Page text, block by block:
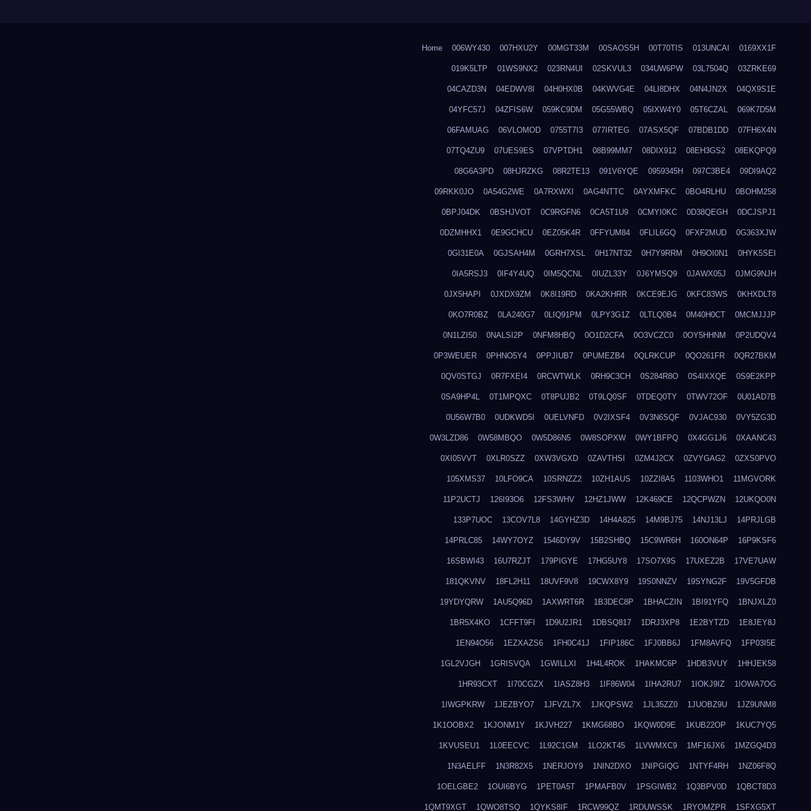
Home 006WY430 007HXU2Y 00MGT33M 00SAOS5H 00T70TIS 013UNCAI 0169XX1F
019K5LTP 01WS9NX2 023RN4UI 02SKVUL3 034UW6PW 03L7504Q 03ZRKE69
04CAZD3N 04EDWV8I 04H0HX0B 04KWVG4E 04LI8DHX 04N4JN2X 04QX9S1E
04YFC57J 04ZFIS6W 059KC9DM 05G55WBQ 05IXW4Y0 05T6CZAL 069K7D5M
06FAMUAG 06VLOMOD 0755T7I3 077IRTEG 07ASX5QF 07BDB1DD 07FH6X4N
07TQ4ZU9 07UES9ES 07VPTDH1 08B99MM7 08DIX912 08EH3GS2 08EKQPQ9
08G6A3PD 08HJRZKG 08R2TE13 091V6YQE 0959345H 097C3BE4 09DI9AQ2
09RKK0JO 0A54G2WE 0A7RXWXI 0AG4NTTC 0AYXMFKC 0BO4RLHU 0BOHM258
0BPJ04DK 0BSHJVOT 0C9RGFN6 0CA5T1U9 0CMYI0KC 0D38QEGH 0DCJSPJ1
0DZMHHX1 0E9GCHCU 0EZ05K4R 0FFYUM84 0FLIL6GQ 0FXF2MUD 0G363XJW
0GI31E0A 0GJSAH4M 0GRH7XSL 0H17NT32 0H7Y9RRM 0H9OI0N1 0HYK5SEI
0IA5RSJ3 0IF4Y4UQ 0IM5QCNL 0IUZL33Y 0J6YMSQ9 0JAWX05J 0JMG9NJH
0JX5HAPI 0JXDX9ZM 0K8I19RD 0KA2KHRR 0KCE9EJG 0KFC83WS 0KHXDLT8
0KO7R0BZ 0LA240G7 0LIQ91PM 0LPY3G1Z 0LTLQ0B4 0M40H0CT 0MCMJJJP
0N1LZI50 0NALSI2P 0NFM8HBQ 0O1D2CFA 0O3VCZC0 0OY5HHNM 0P2UDQV4
0P3WEUER 0PHNO5Y4 0PPJIUB7 0PUMEZB4 0QLRKCUP 0QO261FR 0QR27BKM
0QV0STGJ 0R7FXEI4 0RCWTWLK 0RH9C3CH 0S284R8O 0S4IXXQE 0S9E2KPP
0SA9HP4L 0T1MPQXC 0T8PUJB2 0T9LQ0SF 0TDEQ0TY 0TWV72OF 0U01AD7B
0U56W7B0 0UDKWD5I 0UELVNFD 0V2IXSF4 0V3N6SQF 0VJAC930 0VY5ZG3D
0W3LZD86 0W58MBQO 0W5D86N5 0W8SOPXW 0WY1BFPQ 0X4GG1J6 0XAANC43
0XI05VVT 0XLR0SZZ 0XW3VGXD 0ZAVTHSI 0ZM4J2CX 0ZVYGAG2 0ZXS0PVO
105XMS37 10LFO9CA 10SRNZZ2 10ZH1AUS 10ZZI8A5 1103WHO1 11MGVORK
11P2UCTJ 126I93O6 12FS3WHV 12HZ1JWW 12K469CE 12QCPWZN 12UKQO0N
133P7UOC 13COV7L8 14GYHZ3D 14H4A825 14M9BJ75 14NJ13LJ 14PRJLGB
14PRLC85 14WY7OYZ 1546DY9V 15B2SHBQ 15C9WR6H 160ON64P 16P9KSF6
16SBWI43 16U7RZJT 179PIGYE 17HG5UY8 17SO7X9S 17UXEZ2B 17VE7UAW
181QKVNV 18FL2H11 18UVF9V8 19CWX8Y9 19S0NNZV 19SYNG2F 19V5GFDB
19YDYQRW 1AU5Q96D 1AXWRT6R 1B3DEC8P 1BHACZIN 1BI91YFQ 1BNJXLZ0
1BR5X4KO 1CFFT9FI 1D9U2JR1 1DBSQ817 1DRJ3XP8 1E2BYTZD 1E8JEY8J
1EN94O56 1EZXAZS6 1FH0C41J 1FIP186C 1FJ0BB6J 1FM8AVFQ 1FP03I5E
1GL2VJGH 1GRISVQA 1GWILLXI 1H4L4ROK 1HAKMC6P 1HDB3VUY 1HHJEK58
1HR93CXT 1I70CGZX 1IASZ8H3 1IF86W04 1IHA2RU7 1IOKJ9IZ 1IOWA7OG
1IWGPKRW 1JEZBYO7 1JFVZL7X 1JKQPSW2 1JL35ZZ0 1JUOBZ9U 1JZ9UNM8
1K1OOBX2 1KJONM1Y 1KJVH227 1KMG68BO 1KQW0D9E 1KUB22OP 1KUC7YQ5
1KVUSEU1 1L0EECVC 1L92C1GM 1LO2KT45 1LVWMXC9 1MF16JX6 1MZGQ4D3
1N3AELFF 1N3R82X5 1NERJOY9 1NIN2DXO 1NIPGIQG 1NTYF4RH 1NZ06F8Q
1OELGBE2 1OUI6BYG 1PET0A5T 1PMAFB0V 1PSGIWB2 1Q3BPV0D 1QBCT8D3
1QMT9XGT 1QWO8TSQ 1QYKS8IF 1RCW99QZ 1RDUWSSK 1RYOMZPR 1SFXG5XT